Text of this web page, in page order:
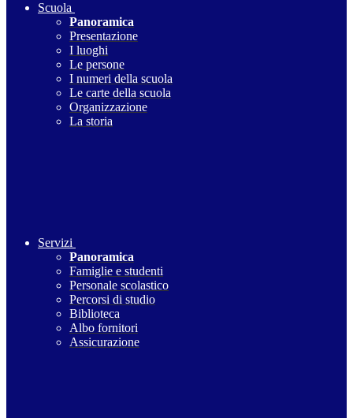
Scuola
Panoramica
Presentazione
I luoghi
Le persone
I numeri della scuola
Le carte della scuola
Organizzazione
La storia
Servizi
Panoramica
Famiglie e studenti
Personale scolastico
Percorsi di studio
Biblioteca
Albo fornitori
Assicurazione